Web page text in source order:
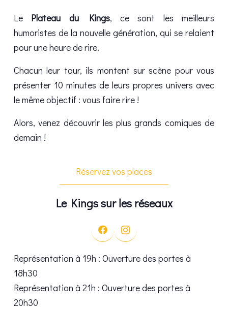
Le Plateau du Kings, ce sont les meilleurs
humoristes de la nouvelle génération, qui se relaient
pour une heure de rire.
Chacun leur tour, ils montent sur scène pour vous
présenter 10 minutes de leurs propres univers avec
le même objectif : vous faire rire !
Alors, venez découvrir les plus grands comiques de
demain !
Réservez vos places
Le Kings sur les réseaux
Représentation à 19h : Ouverture des portes à
18h30
Représentation à 21h : Ouverture des portes à
20h30